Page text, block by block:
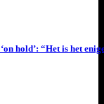
hold’: “Het is het